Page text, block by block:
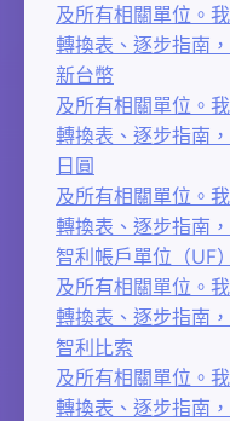
及所有相關單位。
轉換表、逐步指南
新台幣
及所有相關單位。
轉換表、逐步指南
日圓
及所有相關單位。
轉換表、逐步指南
智利帳戶單位（UF）
及所有相關單位。
轉換表、逐步指南
智利比索
及所有相關單位。
轉換表、逐步指南